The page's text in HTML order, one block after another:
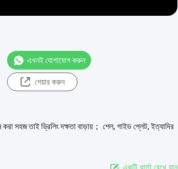
এখনই যোগাযোগ করুন
শেয়ার করুন
করা সহজ তাই ড্রিলিং দক্ষতা বাড়ায়； শেল, গাইড প্লেট, ইত্যাদির
একটি বার্তা রেখে যান